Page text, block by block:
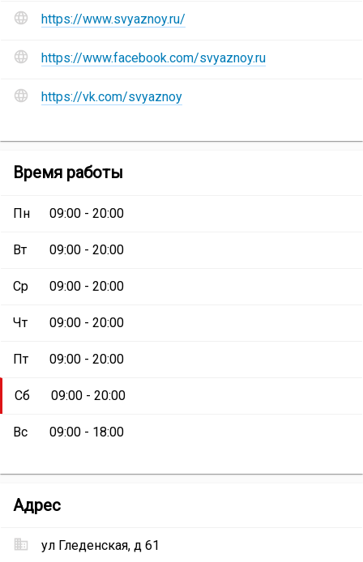
«Связной»:
Сайт
и
сети
магазинов
https://www.svyaznoy.ru/
https://www.facebook.com/svyaznoy.ru
https://vk.com/svyaznoy
Время работы
Пн 09:00 - 20:00
Вт 09:00 - 20:00
Ср 09:00 - 20:00
Чт 09:00 - 20:00
Пт 09:00 - 20:00
Сб 09:00 - 20:00
Вс 09:00 - 18:00
АдресМагазин
ул Гледенская, д 61